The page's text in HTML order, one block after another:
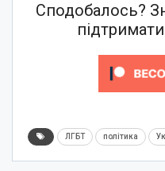
Сподобалось?
ЛГБТ політика